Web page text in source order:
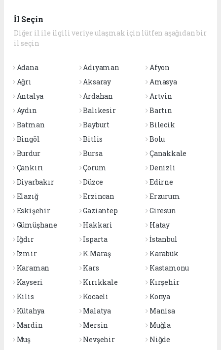
İl Seçin
Diğer il ile ilgili veriye ulaşmak için lütfen aşağıdan bir
il seçin
Adana Adıyaman
Afyon
Ağrı
Aksaray
Amasya
Antalya
Ardahan
Artvin
Aydın
Balıkesir
Bartın
Batman
Bayburt
Bilecik
Bingöl
Bitlis
Bolu
Burdur
Bursa
Çanakkale
Çankırı
Çorum
Denizli
Diyarbakır
Düzce
Edirne
Elazığ
Erzincan
Erzurum
Eskişehir
Gaziantep
Giresun
Gümüşhane
Hakkari
Hatay
Iğdır
Isparta
İstanbul
İzmir
K.Maraş
Karabük
Karaman
Kars
Kastamonu
Kayseri
Kırıkkale
Kırşehir
Kilis
Kocaeli
Konya
Kütahya
Malatya
Manisa
Mardin
Mersin
Muğla
Muş
Nevşehir
Niğde